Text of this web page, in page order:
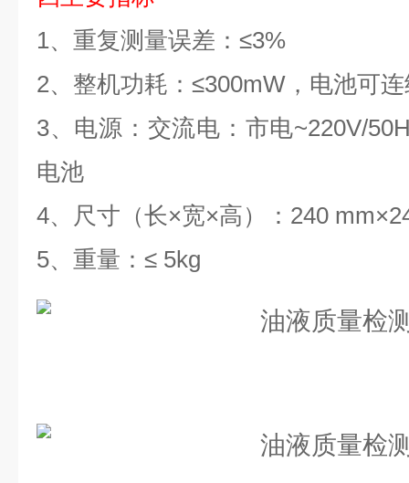
1、 重复测量误差： ≤3%
2、 整机功耗： ≤300mW ，电池可
3、 电源：交流电：市电~220V/
电池
4、 尺寸（长×宽×高）： 240 mm×
5、 重量： ≤ 5kg